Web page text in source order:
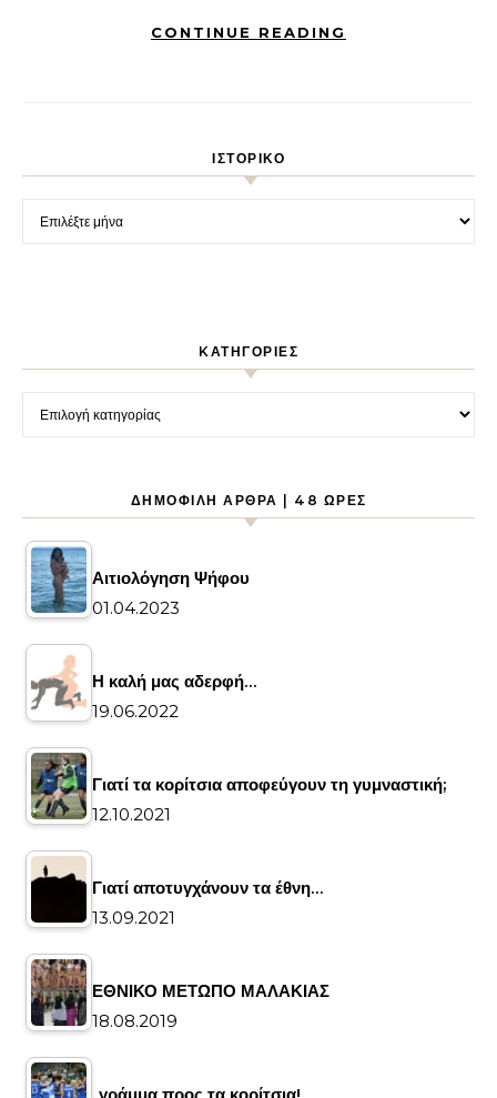
CONTINUE READING
ΙΣΤΟΡΙΚΌ
Ιστορικό
KΑΤΗΓΟΡΊΕΣ
Kατηγορίες
ΔΗΜΟΦΙΛΉ ΆΡΘΡΑ | 48 ΏΡΕΣ
Αιτιολόγηση Ψήφου
01.04.2023
Η καλή μας αδερφή…
19.06.2022
Γιατί τα κορίτσια αποφεύγουν τη γυμναστική;
12.10.2021
Γιατί αποτυγχάνουν τα έθνη…
13.09.2021
ΕΘΝΙΚΟ ΜΕΤΩΠΟ ΜΑΛΑΚΙΑΣ
18.08.2019